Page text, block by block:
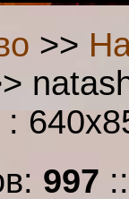
>>
997